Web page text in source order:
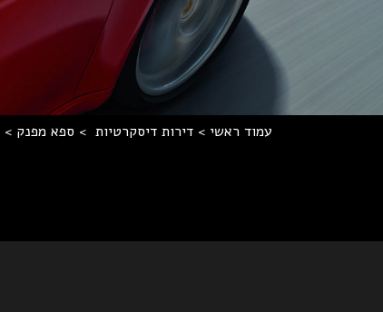
עמוד ראשי > דירות דיסקרטיות > ספא מפנק >